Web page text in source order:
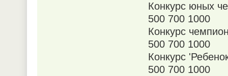
Конкурс юных
500 700 1000
Конкурс
500 700 1000
Конкурс
500 700 1000